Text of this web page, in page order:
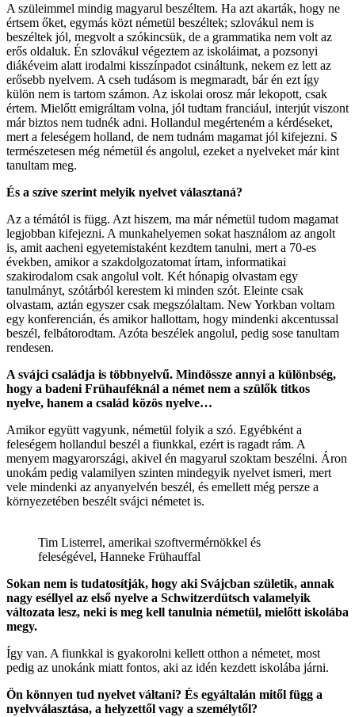
A szüleimmel mindig magyarul beszéltem. Ha azt akarták, hogy ne
értsem őket, egymás közt németül beszéltek; szlovákul nem is
beszéltek jól, megvolt a szókincsük, de a grammatika nem volt az
erős oldaluk. Én szlovákul végeztem az iskoláimat, a pozsonyi
diákéveim alatt irodalmi kisszínpadot csináltunk, nekem ez lett az
erősebb nyelvem. A cseh tudásom is megmaradt, bár én ezt így
külön nem is tartom számon. Az iskolai orosz már lekopott, csak
értem. Mielőtt emigráltam volna, jól tudtam franciául, interjút viszont
már biztos nem tudnék adni. Hollandul megérteném a kérdéseket,
mert a feleségem holland, de nem tudnám magamat jól kifejezni. S
természetesen még németül és angolul, ezeket a nyelveket már kint
tanultam meg.
És a szíve szerint melyik nyelvet választaná?
Az a témától is függ. Azt hiszem, ma már németül tudom magamat
legjobban kifejezni. A munkahelyemen sokat használom az angolt
is, amit aacheni egyetemistaként kezdtem tanulni, mert a 70-es
években, amikor a szakdolgozatomat írtam, informatikai
szakirodalom csak angolul volt. Két hónapig olvastam egy
tanulmányt, szótárból kerestem ki minden szót. Eleinte csak
olvastam, aztán egyszer csak megszólaltam. New Yorkban voltam
egy konferencián, és amikor hallottam, hogy mindenki akcentussal
beszél, felbátorodtam. Azóta beszélek angolul, pedig sose tanultam
rendesen.
A svájci családja is többnyelvű. Mindössze annyi a különbség,
hogy a badeni Frühauféknál a német nem a szülők titkos
nyelve, hanem a család közös nyelve…
Amikor együtt vagyunk, németül folyik a szó. Egyébként a
feleségem hollandul beszél a fiunkkal, ezért is ragadt rám. A
menyem magyarországi, akivel én magyarul szoktam beszélni. Áron
unokám pedig valamilyen szinten mindegyik nyelvet ismeri, mert
vele mindenki az anyanyelvén beszél, és emellett még persze a
környezetében beszélt svájci németet is.
Tim Listerrel, amerikai szoftvermérnökkel és
feleségével, Hanneke Frühauffal
Sokan nem is tudatosítják, hogy aki Svájcban születik, annak
nagy eséllyel az első nyelve a Schwitzerdütsch valamelyik
változata lesz, neki is meg kell tanulnia németül, mielőtt iskolába
megy.
Így van. A fiunkkal is gyakorolni kellett otthon a németet, most
pedig az unokánk miatt fontos, aki az idén kezdett iskolába járni.
Ön könnyen tud nyelvet váltani? És egyáltalán mitől függ a
nyelvválasztása, a helyzettől vagy a személytől?